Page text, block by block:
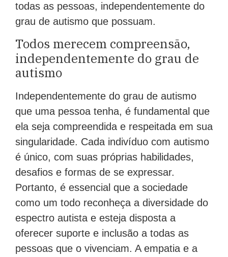
todas as pessoas, independentemente do
grau de autismo que possuam.
Todos merecem compreensão,
independentemente do grau de
autismo
Independentemente do grau de autismo
que uma pessoa tenha, é fundamental que
ela seja compreendida e respeitada em sua
singularidade. Cada indivíduo com autismo
é único, com suas próprias habilidades,
desafios e formas de se expressar.
Portanto, é essencial que a sociedade
como um todo reconheça a diversidade do
espectro autista e esteja disposta a
oferecer suporte e inclusão a todas as
pessoas que o vivenciam. A empatia e a